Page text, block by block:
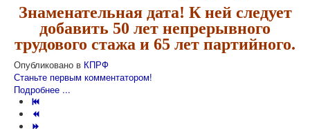
Знаменательная дата! К ней следует
добавить 50 лет непрерывного
трудового стажа и 65 лет партийного.
Опубликовано в КПРФ
Станьте первым комментатором!
Подробнее ...